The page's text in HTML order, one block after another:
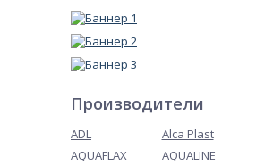
Производители
ADL
Alca Plast
AQUAFLAX
AQUALINE